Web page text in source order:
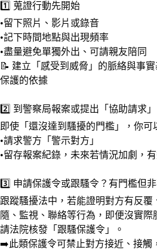
1️⃣ 蒐證行動先開始
•留下照片、影片或錄音
•記下時間地點與出現頻率
•盡量避免單獨外出、可請親友陪同
📝 建立「感受到威脅」的脈絡與事
保護的依據
2️⃣ 到警察局報案或提出「協助請求」
即使「還沒達到騷擾的門檻」，你可
•請求警方「警示對方」
•留存報案紀錄，未來若情況加劇，
3️⃣ 申請保護令或跟騷令？有門檻但
跟蹤騷擾法中，若能證明對方有反覆
隨、監視、聯絡等行為，即便沒實際
請法院核發「跟騷保護令」。
➡️此類保護令可禁止對方接近、接觸